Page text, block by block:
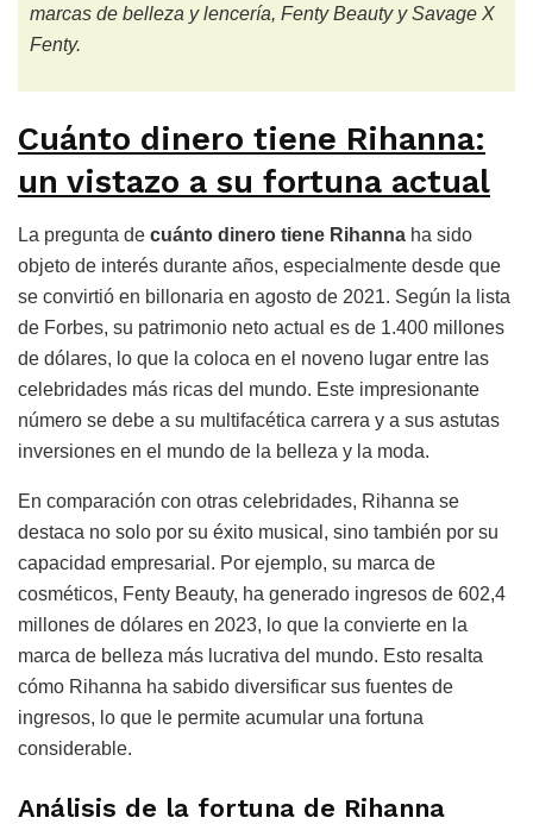
marcas de belleza y lencería, Fenty Beauty y Savage X
Fenty.
Cuánto dinero tiene Rihanna:
un vistazo a su fortuna actual
La pregunta de cuánto dinero tiene Rihanna ha sido
objeto de interés durante años, especialmente desde que
se convirtió en billonaria en agosto de 2021. Según la lista
de Forbes, su patrimonio neto actual es de 1.400 millones
de dólares, lo que la coloca en el noveno lugar entre las
celebridades más ricas del mundo. Este impresionante
número se debe a su multifacética carrera y a sus astutas
inversiones en el mundo de la belleza y la moda.
En comparación con otras celebridades, Rihanna se
destaca no solo por su éxito musical, sino también por su
capacidad empresarial. Por ejemplo, su marca de
cosméticos, Fenty Beauty, ha generado ingresos de 602,4
millones de dólares en 2023, lo que la convierte en la
marca de belleza más lucrativa del mundo. Esto resalta
cómo Rihanna ha sabido diversificar sus fuentes de
ingresos, lo que le permite acumular una fortuna
considerable.
Análisis de la fortuna de Rihanna